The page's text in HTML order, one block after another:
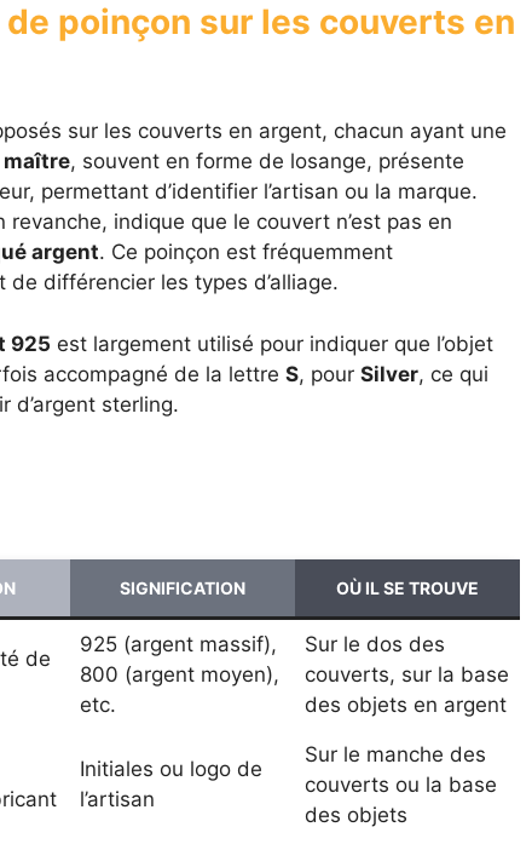
poinçon sur les couverts en
sur les couverts en argent, chacun ayant une
maître, souvent en forme de losange, présente
permettant d’identifier l’artisan ou la marque.
revanche, indique que le couvert n’est pas en
argent. Ce poinçon est fréquemment
de différencier les types d’alliage.
925 est largement utilisé pour indiquer que l’objet
accompagné de la lettre S, pour Silver, ce qui
d’argent sterling.
SIGNIFICATION OÙ IL SE TROUVE
de
925 (argent massif),
800 (argent moyen),
etc.
Sur le dos des
couverts, sur la base
des objets en argent
Initiales ou logo de
l’artisan
Sur le manche des
couverts ou la base
des objets